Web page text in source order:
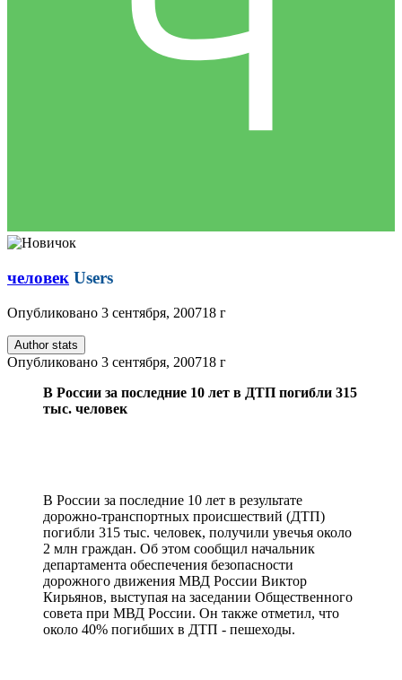
человек Users
Опубликовано 3 сентября, 200718 г
Author stats
Опубликовано 3 сентября, 200718 г
В России за последние 10 лет в ДТП погибли 315
тыс. человек
В России за последние 10 лет в результате
дорожно-транспортных происшествий (ДТП)
погибли 315 тыс. человек, получили увечья около
2 млн граждан. Об этом сообщил начальник
департамента обеспечения безопасности
дорожного движения МВД России Виктор
Кирьянов, выступая на заседании Общественного
совета при МВД России. Он также отметил, что
около 40% погибших в ДТП - пешеходы.